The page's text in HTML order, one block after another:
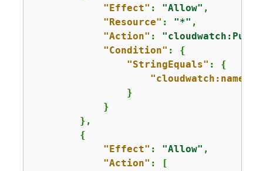
"Effect" : "Allow" ,
"Resource" : "*" ,
"Action" :
"Condition" : {
"StringEquals" : {
                }
            }
        },
{
"Effect" : "Allow" ,
"Action" : [